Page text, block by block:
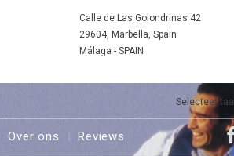
Selecteer taal
Calle de Las Golondrinas 42
29604, Marbella, Spain
Málaga - SPAIN
Over ons Reviews